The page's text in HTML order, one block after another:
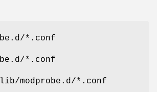
*.conf
*.conf
modprobe.d/*.conf